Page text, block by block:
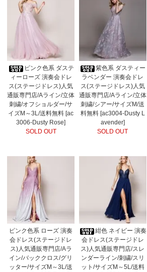
ピンク色系 ダステ
ィーローズ 演奏会ドレ
ス(ステージドレス)人気
通販専門店/Aライン/立体
刺繍/オフショルダー/サ
イズM～3L/送料無料 [ac
3006-Dusty Rose]
SOLD OUT
紫色系 ダスティー
ラベンダー 演奏会ドレ
ス(ステージドレス)人気
通販専門店/Aライン/立体
刺繍/シアー/サイズM/送
料無料 [ac3004-Dusty L
avender]
SOLD OUT
ピンク色系 ローズ 演奏
会ドレス(ステージドレ
ス)人気通販専門店/Aラ
イン/バッククロス/グリ
ッター/サイズM～3L/送
紺色 ネイビー 演奏
会ドレス(ステージドレ
ス)人気通販専門店/スレ
ンダーライン/刺繍/スリ
ット/サイズM～5L/送料